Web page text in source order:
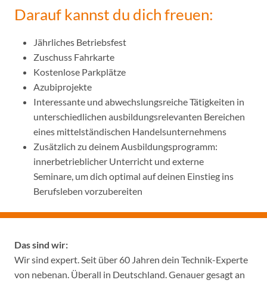
Darauf kannst du dich freuen:
Jährliches Betriebsfest
Zuschuss Fahrkarte
Kostenlose Parkplätze
Azubiprojekte
Interessante und abwechslungsreiche Tätigkeiten in
unterschiedlichen ausbildungsrelevanten Bereichen
eines mittelständischen Handelsunternehmens
Zusätzlich zu deinem Ausbildungsprogramm:
innerbetrieblicher Unterricht und externe
Seminare, um dich optimal auf deinen Einstieg ins
Berufsleben vorzubereiten
Das sind wir:
Wir sind expert. Seit über 60 Jahren dein Technik-Experte
von nebenan. Überall in Deutschland. Genauer gesagt an